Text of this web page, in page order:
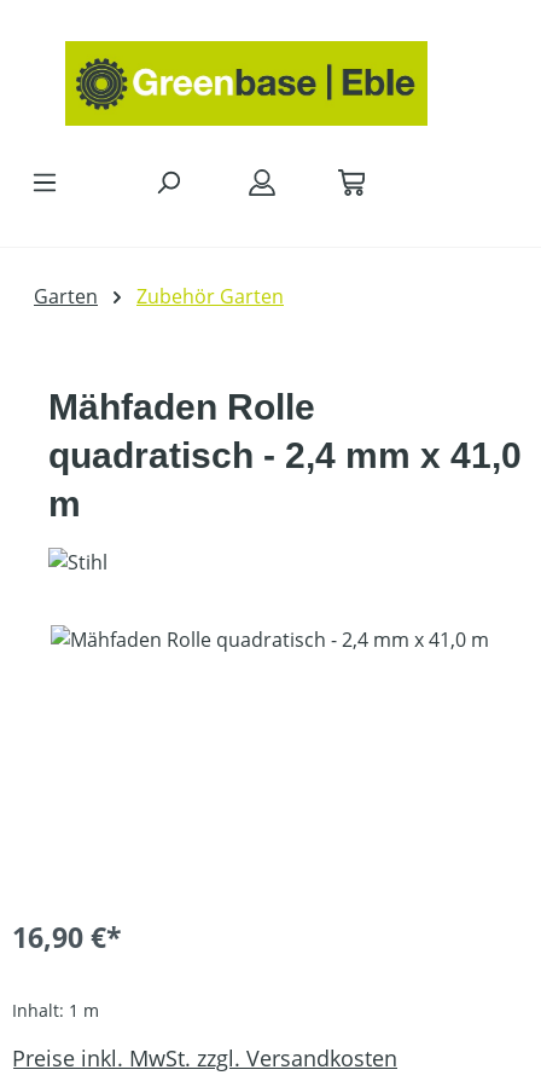
Garten Zubehör Garten
Mähfaden Rolle
quadratisch - 2,4 mm x 41,0
m
Bildergalerie überspringen
16,90 €*
Inhalt: 1 m
Preise inkl. MwSt. zzgl. Versandkosten